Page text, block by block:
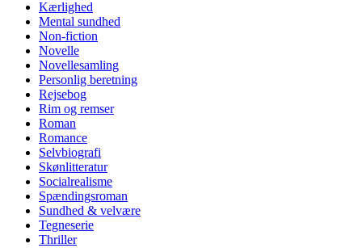
Kærlighed
Mental sundhed
Non-fiction
Novelle
Novellesamling
Personlig beretning
Rejsebog
Rim og remser
Roman
Romance
Selvbiografi
Skønlitteratur
Socialrealisme
Spændingsroman
Sundhed & velvære
Tegneserie
Thriller